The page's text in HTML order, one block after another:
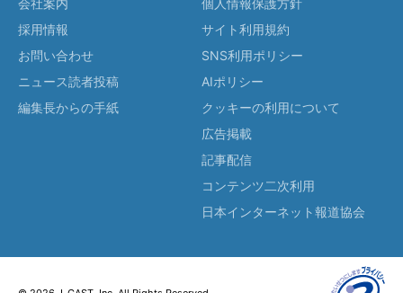
会社案内
採用情報
お問い合わせ
ニュース読者投稿
編集長からの手紙
個人情報保護方針
サイト利用規約
SNS利用ポリシー
AIポリシー
クッキーの利用について
広告掲載
記事配信
コンテンツ二次利用
日本インターネット報道協会